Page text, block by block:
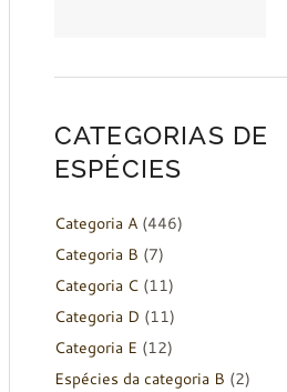
CATEGORIAS DE
ESPÉCIES
Categoria A(446)
Categoria B (7)
Categoria C(11)
Categoria D (11)
Categoria E (12)
Espécies da categoria B (2)